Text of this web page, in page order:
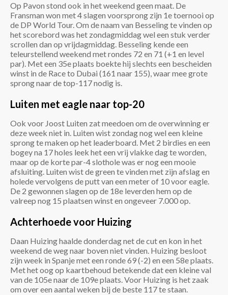
Op Pavon stond ook in het weekend geen maat. De
Fransman won met 4 slagen voorsprong zijn 1e toernooi op
de DP World Tour. Om de naam van Besseling te vinden op
het scorebord was het zondagmiddag wel een stuk verder
scrollen dan op vrijdagmiddag. Besseling kende een
teleurstellend weekend met rondes 72 en 71 (+1 en level
par). Met een 35e plaats boekte hij slechts een bescheiden
winst in de Race to Dubai (161 naar 155), waar mee grote
sprong naar de top-117 nodig is.
Luiten met eagle naar top-20
Ook voor Joost Luiten zat meedoen om de overwinning er
deze week niet in. Luiten wist zondag nog wel een kleine
sprong te maken op het leaderboard. Met 2 birdies en een
bogey na 17 holes leek het een vrij vlakke dag te worden,
maar op de korte par-4 slothole was er nog een mooie
afsluiting. Luiten wist de green te vinden met zijn afslag en
holede vervolgens de putt van een meter of 10 voor eagle.
De 2 gewonnen slagen op de 18e leverden hem op de
valreep nog 15 plaatsen winst en ongeveer 7.000 op.
Achterhoede voor Huizing
Daan Huizing haalde donderdag net de cut en kon in het
weekend de weg naar boven niet vinden. Huizing besloot
zijn week in Spanje met een ronde 69 (-2) en een 58e plaats.
Met het oog op kaartbehoud betekende dat een kleine val
van de 105e naar de 109e plaats. Voor Huizing is het zaak
om over een aantal weken bij de beste 117 te staan.